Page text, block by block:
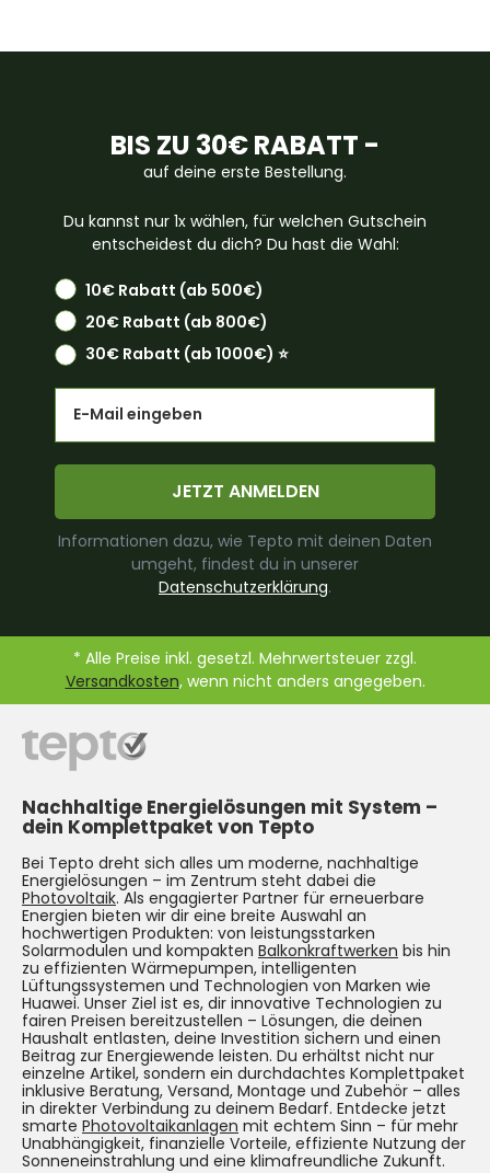
BIS ZU 30€ RABATT -
auf deine erste Bestellung.
Du kannst nur 1x wählen, für welchen Gutschein
entscheidest du dich? Du hast die Wahl:
10€ Rabatt (ab 500€)
20€ Rabatt (ab 800€)
30€ Rabatt (ab 1000€) ⭐️
JETZT ANMELDEN
Informationen dazu, wie Tepto mit deinen Daten
umgeht, findest du in unserer
Datenschutzerklärung.
* Alle Preise inkl. gesetzl. Mehrwertsteuer zzgl.
Versandkosten, wenn nicht anders angegeben.
Nachhaltige Energielösungen mit System –
dein Komplettpaket von Tepto
Bei Tepto dreht sich alles um moderne, nachhaltige
Energielösungen – im Zentrum steht dabei die
Photovoltaik. Als engagierter Partner für erneuerbare
Energien bieten wir dir eine breite Auswahl an
hochwertigen Produkten: von leistungsstarken
Solarmodulen und kompakten Balkonkraftwerken bis hin
zu effizienten Wärmepumpen, intelligenten
Lüftungssystemen und Technologien von Marken wie
Huawei. Unser Ziel ist es, dir innovative Technologien zu
fairen Preisen bereitzustellen – Lösungen, die deinen
Haushalt entlasten, deine Investition sichern und einen
Beitrag zur Energiewende leisten. Du erhältst nicht nur
einzelne Artikel, sondern ein durchdachtes Komplettpaket
inklusive Beratung, Versand, Montage und Zubehör – alles
in direkter Verbindung zu deinem Bedarf. Entdecke jetzt
smarte Photovoltaikanlagen mit echtem Sinn – für mehr
Unabhängigkeit, finanzielle Vorteile, effiziente Nutzung der
Sonneneinstrahlung und eine klimafreundliche Zukunft.